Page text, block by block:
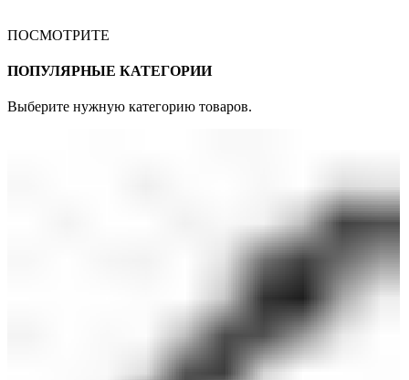
ПОСМОТРИТЕ
ПОПУЛЯРНЫЕ КАТЕГОРИИ
Выберите нужную категорию товаров.